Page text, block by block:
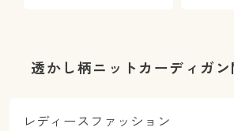
透かし柄ニットカーディガン
レディースファッション